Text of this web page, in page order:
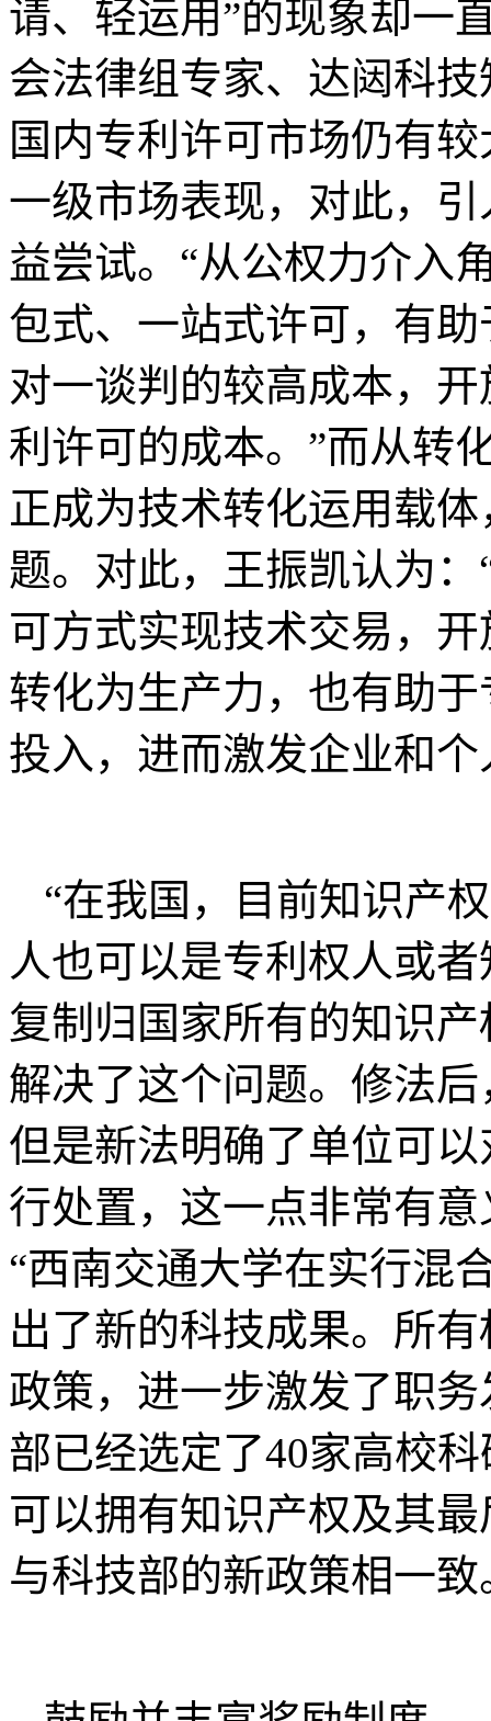
请、轻运用”的现象却一
会法律组专家、达闼科
国内专利许可市场仍有
一级市场表现，对此，
益尝试。“从公权力介入
包式、一站式许可，有
对一谈判的较高成本，
利许可的成本。”而从转
正成为技术转化运用载
题。对此，王振凯认为
可方式实现技术交易，
转化为生产力，也有助
投入，进而激发企业和
“在我国，目前知识产
人也可以是专利权人或
复制归国家所有的知识
解决了这个问题。修法
但是新法明确了单位可
行处置，这一点非常有
“西南交通大学在实行混
出了新的科技成果。所
政策，进一步激发了职
部已经选定了40家高校
可以拥有知识产权及其
与科技部的新政策相一致